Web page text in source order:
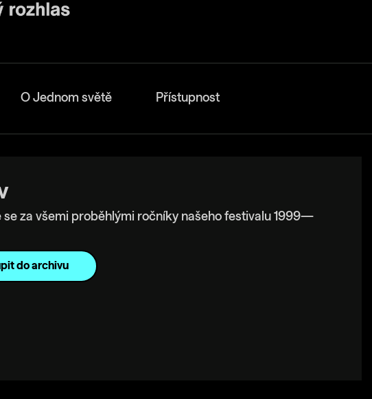
O Jednom světě Přístupnost
se za všemi proběhlými ročníky našeho festivalu 1999—
do archivu